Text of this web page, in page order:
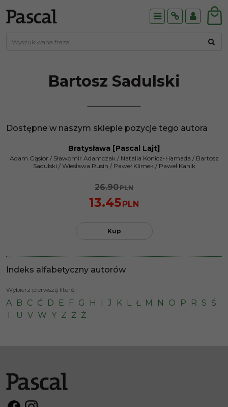
MenuInfoPanel
Bartosz Sadulski
Dostępne w naszym sklepie pozycje tego autora
Bratysława [Pascal Lajt]
Adam Gąsior /Sławomir Adamczak /Natalia Konicz-Hamada /Bartosz
Sadulski /Wiesława Rusin /Paweł Klimek /Paweł Kanik
26.90PLN
13.45PLN
Kup
Indeks alfabetyczny autorów
Wybierz pierwszą literę:
A B C Ć D E F G H I J K L Ł M N O P R S Ś
T
U V W Y Z Ż Ź